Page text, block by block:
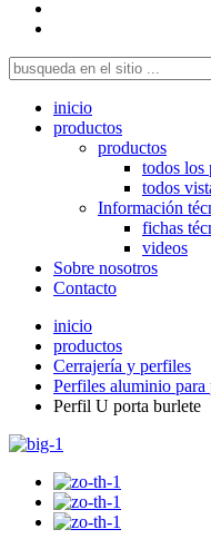
inicio
productos
productos
todos los
todos
Información
fichas
videos
Sobre nosotros
Contacto
inicio
productos
Cerrajería y perfiles
Perfiles aluminio para
Perfil U porta burlete